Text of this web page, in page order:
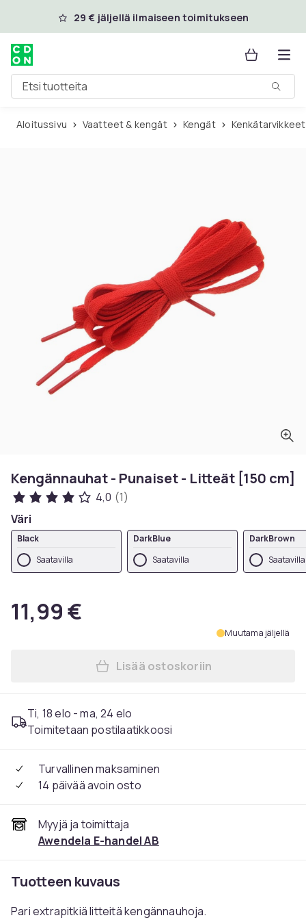
Ohita ja siirry pääsisältöön
29 € jäljellä ilmaiseen toimitukseen
Etsi tuotteita
Aloitussivu Vaatteet & kengät Kengät Kenkätarvikkeet
Kengännauhat - Punaiset - Litteät [150 cm]
4,0 (1)
Väri
Black
Saatavilla
DarkBlue
Saatavilla
DarkBrown
Saatavilla
11,99 €
Muutama jäljellä
Lisää Kengännauhat -
Lisää ostoskoriin
Ti, 18 elo - ma, 24 elo
Toimitetaan postilaatikkoosi
Turvallinen maksaminen
14 päivää avoin osto
Myyjä ja toimittaja
Awendela E-handel AB
Tuotteen kuvaus
Pari extrapitkiä litteitä kengännauhoja.